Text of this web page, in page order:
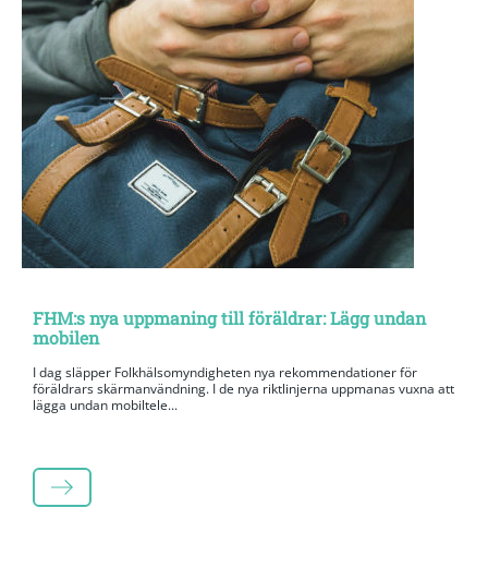
FHM:s nya uppmaning till föräldrar: Lägg undan
mobilen
I dag släpper Folkhälsomyndigheten nya rekommendationer för
föräldrars skärmanvändning. I de nya riktlinjerna uppmanas vuxna att
lägga undan mobiltele...
LÄS MER